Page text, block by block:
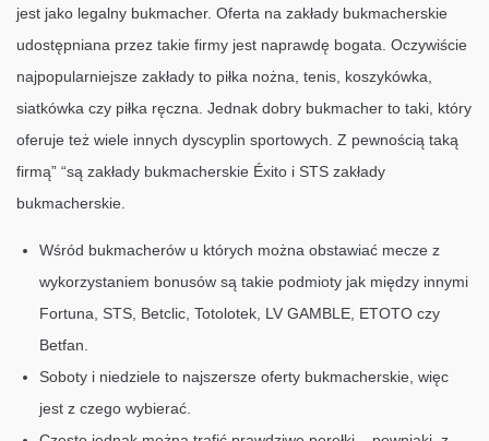
jest jako legalny bukmacher. Oferta na zakłady bukmacherskie
udostępniana przez takie firmy jest naprawdę bogata. Oczywiście
najpopularniejsze zakłady to piłka nożna, tenis, koszykówka,
siatkówka czy piłka ręczna. Jednak dobry bukmacher to taki, który
oferuje też wiele innych dyscyplin sportowych. Z pewnością taką
firmą” “są zakłady bukmacherskie Éxito i STS zakłady
bukmacherskie.
Wśród bukmacherów u których można obstawiać mecze z
wykorzystaniem bonusów są takie podmioty jak między innymi
Fortuna, STS, Betclic, Totolotek, LV GAMBLE, ETOTO czy
Betfan.
Soboty i niedziele to najszersze oferty bukmacherskie, więc
jest z czego wybierać.